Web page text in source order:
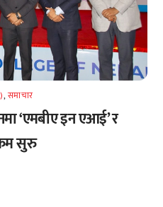
,समाचार
‘एमबीए इन एआई’ र
सुरु